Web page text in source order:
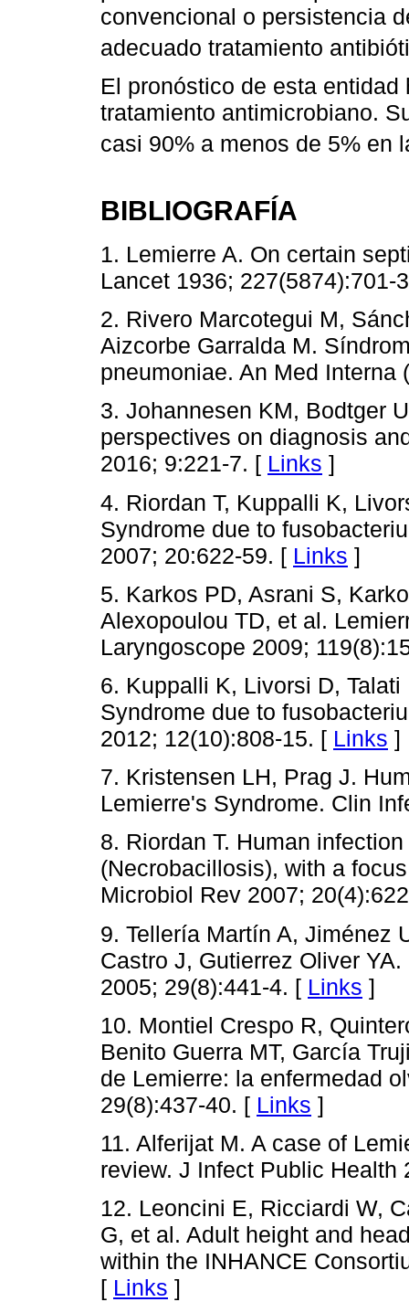
convencional o persistencia
adecuado tratamiento
El pronóstico de esta
tratamiento antimicrobiano.
casi 90% a menos de 5% en
BIBLIOGRAFÍA
1. Lemierre A. On certain
Lancet 1936; 227(5874):701-
2. Rivero Marcotegui M,
Aizcorbe Garralda M.
pneumoniae. An Med
3. Johannesen KM, Bodtger
perspectives on diagnosis
2016; 9:221-7. [ Links ]
4. Riordan T, Kuppalli K,
Syndrome due to
2007; 20:622-59. [ Links ]
5. Karkos PD, Asrani S,
Alexopoulou TD, et al.
Laryngoscope 2009;
6. Kuppalli K, Livorsi D,
Syndrome due to
2012; 12(10):808-15. [ Links ]
7. Kristensen LH, Prag J.
Lemierre's Syndrome. Clin
8. Riordan T. Human
(Necrobacillosis), with a
Microbiol Rev 2007;
9. Tellería Martín A, Jiménez
Castro J, Gutierrez Oliver
2005; 29(8):441-4. [ Links ]
10. Montiel Crespo R,
Benito Guerra MT, García
de Lemierre: la enfermedad
29(8):437-40. [ Links ]
11. Alferijat M. A case of
review. J Infect Public
12. Leoncini E, Ricciardi W,
G, et al. Adult height and
within the INHANCE
[ Links ]